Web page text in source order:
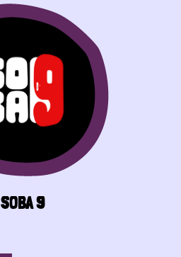
SOBA 9